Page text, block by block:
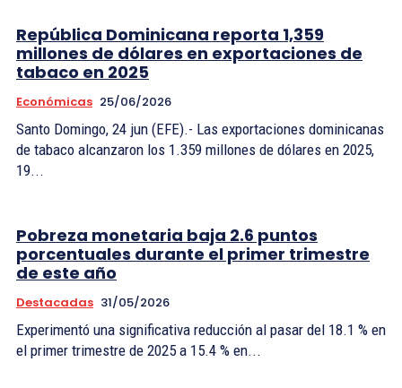
República Dominicana reporta 1,359
millones de dólares en exportaciones de
tabaco en 2025
Económicas 25/06/2026
Santo Domingo, 24 jun (EFE).- Las exportaciones dominicanas
de tabaco alcanzaron los 1.359 millones de dólares en 2025,
19...
Pobreza monetaria baja 2.6 puntos
porcentuales durante el primer trimestre
de este año
Destacadas 31/05/2026
Experimentó una significativa reducción al pasar del 18.1 % en
el primer trimestre de 2025 a 15.4 % en...